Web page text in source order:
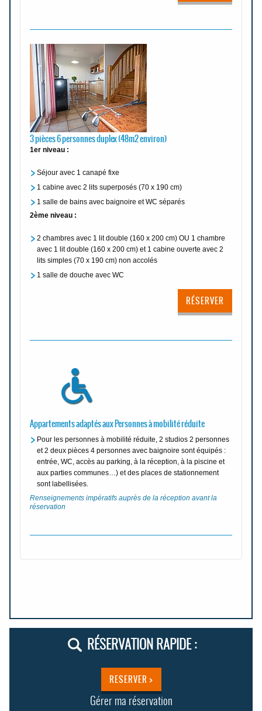
3 pièces 6 personnes duplex (48m2 environ)
1er niveau :
Séjour avec 1 canapé fixe
1 cabine avec 2 lits superposés (70 x 190 cm)
1 salle de bains avec baignoire et WC séparés
2ème niveau :
2 chambres avec 1 lit double (160 x 200 cm) OU 1 chambre
avec 1 lit double (160 x 200 cm) et 1 cabine ouverte avec 2
lits simples (70 x 190 cm) non accolés
1 salle de douche avec WC
RÉSERVER
Appartements adaptés aux Personnes à mobilité réduite
Pour les personnes à mobilité réduite, 2 studios 2 personnes
et 2 deux pièces 4 personnes avec baignoire sont équipés :
entrée, WC, accès au parking, à la réception, à la piscine et
aux parties communes…) et des places de stationnement
sont labellisées.
Renseignements impératifs auprès de la réception avant la
réservation
RÉSERVATION RAPIDE :
RESERVER >
Gérer ma réservation